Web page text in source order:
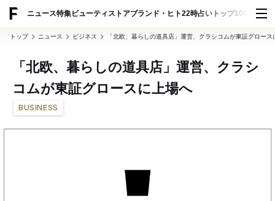
ニュース特集ビューティ ストアブランド・ヒト22時占い トップ100 スナッ
トップ ニュース ビジネス 「北欧、暮らしの道具店」運営、クラシコムが東証グロース
「北欧、暮らしの道具店」運営、クラシ
コムが東証グロースに上場へ
BUSINESS